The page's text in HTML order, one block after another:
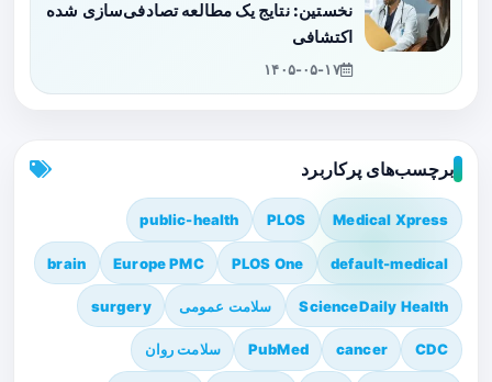
نخستین: نتایج یک مطالعه تصادفی‌سازی شده
اکتشافی
۱۴۰۵-۰۵-۱۷
برچسب‌های پرکاربرد
Medical Xpress
PLOS
public-health
default-medical
PLOS One
Europe PMC
brain
ScienceDaily Health سلامت عمومی surgery
CDC
cancer
PubMed سلامت روان